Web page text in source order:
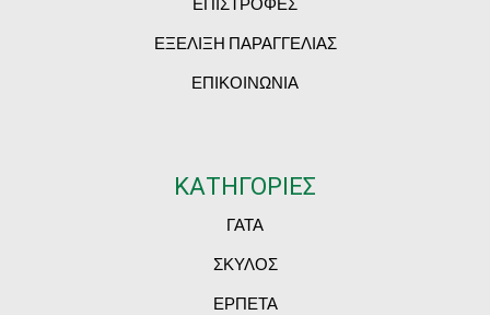
ΕΞΕΛΙΞΗ ΠΑΡΑΓΓΕΛΙΑΣ
ΕΠΙΚΟΙΝΩΝΙΑ
ΚΑΤΗΓΟΡΙΕΣ
ΓΑΤΑ
ΣΚΥΛΟΣ
ΕΡΠΕΤΑ